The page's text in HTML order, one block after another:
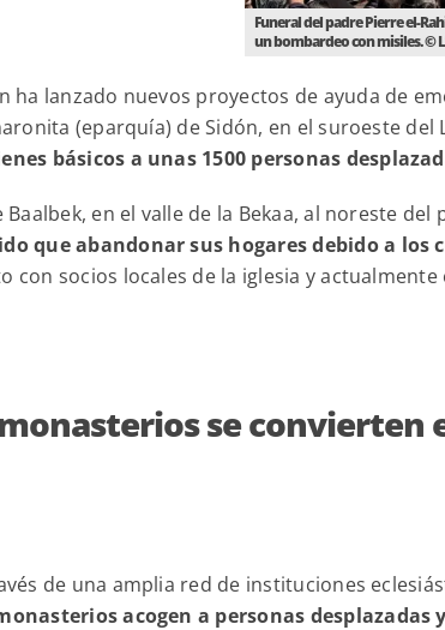
Funeral del padre Pierre el-
un bombardeo con misiles. ©
ha lanzado nuevos proyectos de ayuda de
(eparquía) de Sidón, en el suroeste del
básicos a unas 1500 personas
en el valle de la Bekaa, al noreste del
que abandonar sus hogares debido a los
con socios locales de la iglesia y actualmente
se convierten
de una amplia red de instituciones
acogen a personas desplazadas